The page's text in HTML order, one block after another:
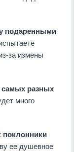
подаренными
за измены
самых разных
много
поклонники
ее душевное